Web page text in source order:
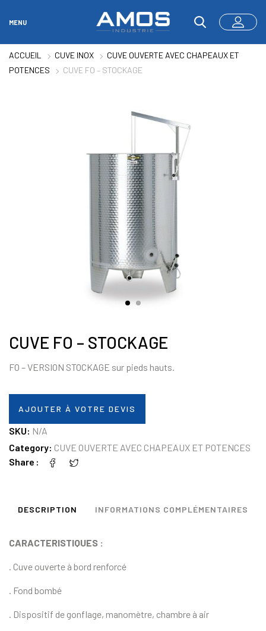
MENU
ACCUEIL CUVE INOX
CUVE OUVERTE AVEC CHAPEAUX ET
POTENCES
CUVE FO – STOCKAGE
CUVE FO – STOCKAGE
FO – VERSION STOCKAGE sur pieds hauts.
AJOUTER À VOTRE DEVIS
SKU: N/A
Category: CUVE OUVERTE AVEC CHAPEAUX ET POTENCES
Share
DESCRIPTION INFORMATIONS COMPLÉMENTAIRES
CARACTERISTIQUES :
. Cuve ouverte à bord renforcé
. Fond bombé
. Dispositif de gonflage, manomètre, chambre à air